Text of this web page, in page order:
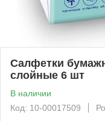
Салфетки
слойные 6 шт
В наличии
Код: 10-00017509